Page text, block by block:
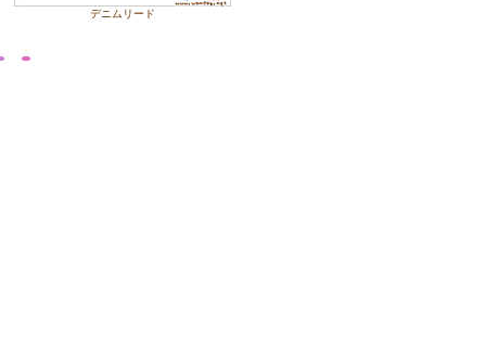
デニムリード